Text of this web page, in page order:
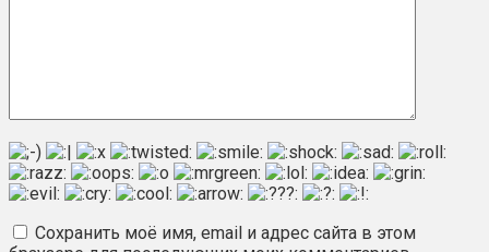
Сохранить моё имя, email и адрес сайта в этом